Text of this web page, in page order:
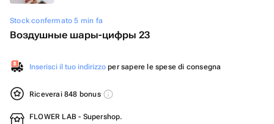
Stock confermato 5 min fa
Воздушные шары-цифры 23
Inserisci il tuo indirizzo per sapere le spese di consegna
Riceverai 848 bonus
FLOWER LAB - Supershop.